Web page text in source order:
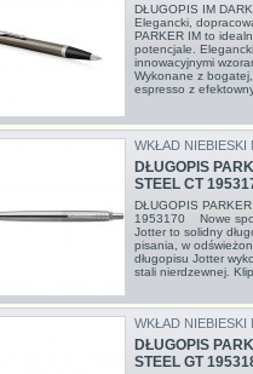
DŁUGOPIS IM
Elegancki,
PARKER IM to
potencjale.
innowacyjnymi
Wykonane z
espresso z
WKŁAD NIEBIESKI
DŁUGOPIS
STEEL CT
DŁUGOPIS
1953170 Nowe
Jotter to solidny
pisania, w
długopisu Jotter
stali nierdzewnej.
WKŁAD NIEBIESKI
DŁUGOPIS
STEEL GT